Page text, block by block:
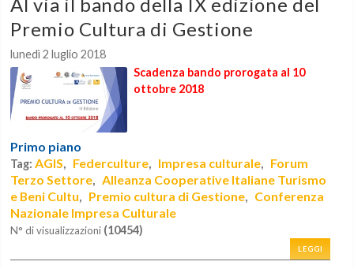
Premio Cultura di Gestione
lunedì 2 luglio 2018
Scadenza bando prorogata al 10
ottobre 2018
Primo piano
Tag:AGIS, Federculture, Impresa culturale, Forum
Terzo Settore,Alleanza Cooperative Italiane Turismo
e Beni Cultu, Premio cultura di Gestione, Conferenza
Nazionale Impresa Culturale
N° di visualizzazioni (10454)
LEGGI